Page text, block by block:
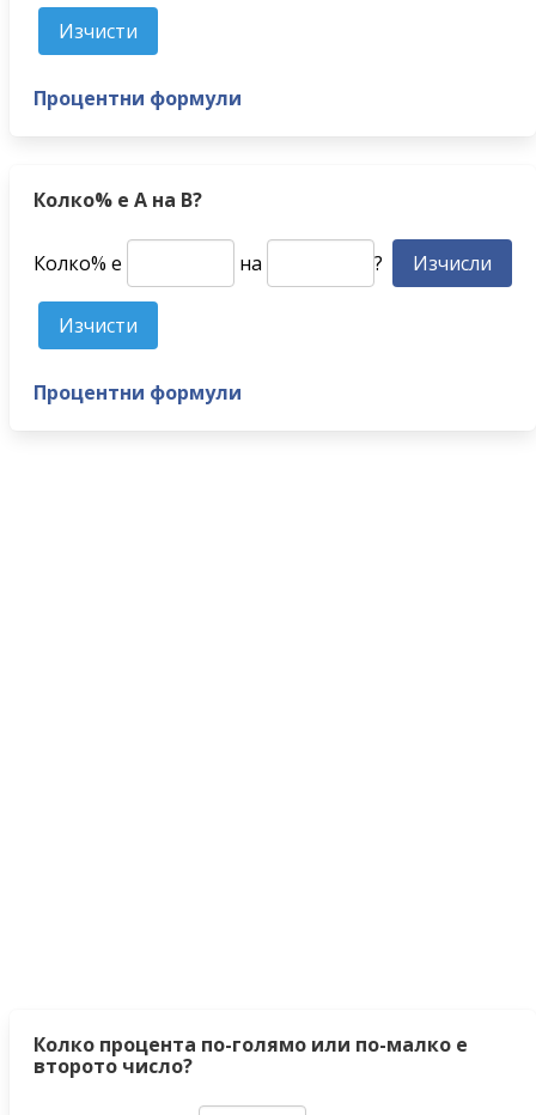
Процентни формули
Колко% е A на B?
Колко% е на ?
Процентни формули
Колко процента по-голямо или по-малко е
второто число?